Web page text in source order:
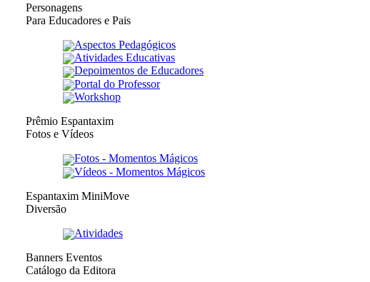
Personagens
Para Educadores e Pais
Aspectos Pedagógicos
Atividades Educativas
Depoimentos de Educadores
Portal do Professor
Workshop
Prêmio Espantaxim
Fotos e Vídeos
Fotos - Momentos Mágicos
Vídeos - Momentos Mágicos
Espantaxim MiniMove
Diversão
Atividades
Banners Eventos
Catálogo da Editora